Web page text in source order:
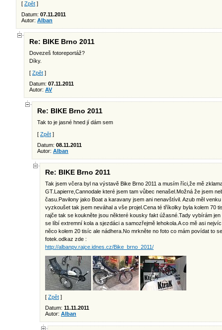
[ Zpět ]
Datum: 07.11.2011
Autor: Alban
Re: BIKE Brno 2011
Dovezeš fotoreportáž?
Díky.
[ Zpět ]
Datum: 07.11.2011
Autor: AV
Re: BIKE Brno 2011
Tak to je jasné hned jí dám sem
[ Zpět ]
Datum: 08.11.2011
Autor: Alban
Re: BIKE Brno 2011
Tak jsem včera byl na výstavě Bike Brno 2011 a musím říci,že mě
GT.Lapierre,Cannodale které jsem tam vůbec nenašel.Možná že jsem
času.Pavilony jako Boat a karavany jsem ani nenavštívil. Azub měl
vyzkoušet tak jsem neváhal a vše projel.Cena té tříkolky byla kolem 70
rajče tak se koukněte jsou některé kousky fakt úžasné.Tady vybírám
se líbí extremní kola a sjezdáci a samozřejmě lehokola.A co mě asi
něco kolem 20 tisíc ale nádhera.No mrkněte no foto co mám povídat to
fotek.odkaz zde :
http://albanpv.rajce.idnes.cz/Bike_brno_2011/
[ Zpět ]
Datum: 11.11.2011
Autor: Alban